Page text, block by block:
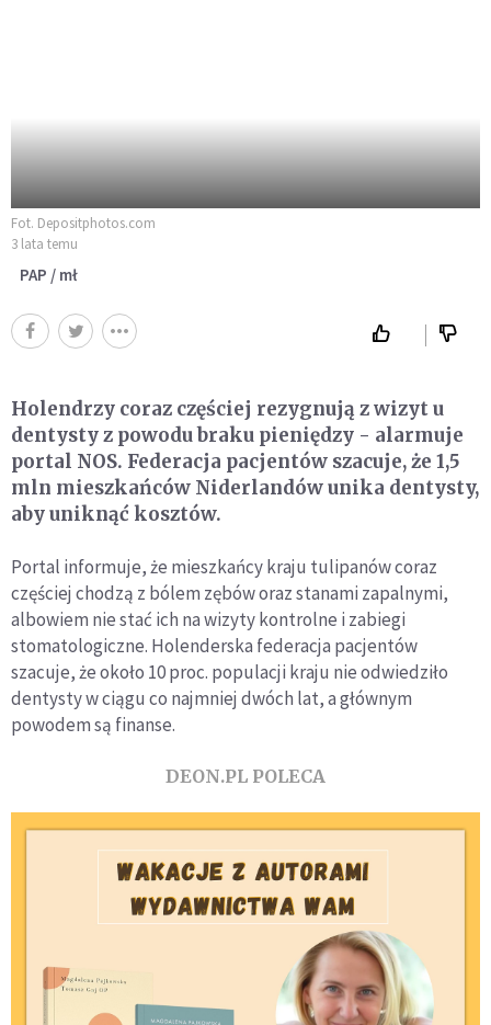
Fot. Depositphotos.com
3 lata temu
PAP / mł
Holendrzy coraz częściej rezygnują z wizyt u
dentysty z powodu braku pieniędzy - alarmuje
portal NOS. Federacja pacjentów szacuje, że 1,5
mln mieszkańców Niderlandów unika dentysty,
aby uniknąć kosztów.
Portal informuje, że mieszkańcy kraju tulipanów coraz
częściej chodzą z bólem zębów oraz stanami zapalnymi,
albowiem nie stać ich na wizyty kontrolne i zabiegi
stomatologiczne. Holenderska federacja pacjentów
szacuje, że około 10 proc. populacji kraju nie odwiedziło
dentysty w ciągu co najmniej dwóch lat, a głównym
powodem są finanse.
DEON.PL POLECA